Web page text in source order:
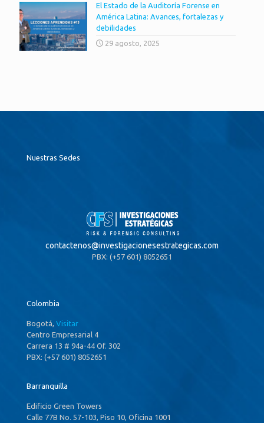
El Estado de la Auditoría Forense en
América Latina: Avances, fortalezas y
debilidades
29 agosto, 2025
Nuestras Sedes
contactenos@investigacionesestrategicas.com
PBX: (+57 601) 8052651
Colombia
Bogotá, Visitar
Centro Empresarial 4
Carrera 13 # 94a-44 Of. 302
PBX: (+57 601) 8052651
Barranquilla
Edificio Green Towers
Calle 77B No. 57-103, Piso 10, Oficina 1001